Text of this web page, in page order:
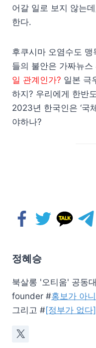
어갈 일로 보지 않는
한다.
후쿠시마 오염수도
들의 불안은 가짜뉴스
일 관계인가? 일본 극
하지? 우리에게 한반
2023년 한국인은 ‘국
야하나?
정혜승
북살롱 '오티움' 공동
founder #홍보가 아
그리고 #[정부가 없